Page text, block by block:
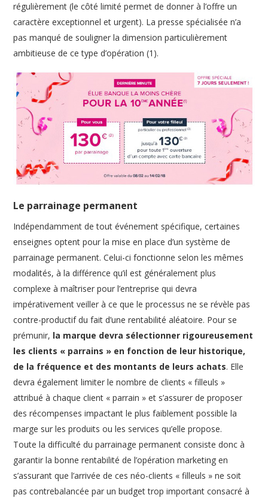
régulièrement (le côté limité permet de donner à l’offre un
caractère exceptionnel et urgent). La presse spécialisée n’a
pas manqué de souligner la dimension particulièrement
ambitieuse de ce type d’opération (1).
Le parrainage permanent
Indépendamment de tout événement spécifique, certaines
enseignes optent pour la mise en place d’un système de
parrainage permanent. Celui-ci fonctionne selon les mêmes
modalités, à la différence qu’il est généralement plus
complexe à maîtriser pour l’entreprise qui devra
impérativement veiller à ce que le processus ne se révèle pas
contre-productif du fait d’une rentabilité aléatoire. Pour se
prémunir, la marque devra sélectionner rigoureusement
les clients « parrains » en fonction de leur historique,
de la fréquence et des montants de leurs achats. Elle
devra également limiter le nombre de clients « filleuls »
attribué à chaque client « parrain » et s’assurer de proposer
des récompenses impactant le plus faiblement possible la
marge sur les produits ou les services qu’elle propose.
Toute la difficulté du parrainage permanent consiste donc à
garantir la bonne rentabilité de l’opération marketing en
s’assurant que l’arrivée de ces néo-clients « filleuls » ne soit
pas contrebalancée par un budget trop important consacré à